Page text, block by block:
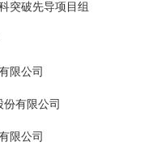
突破先导项目组
限公司
有限公司
限公司